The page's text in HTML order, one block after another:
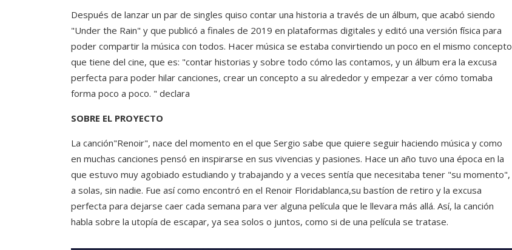
Después de lanzar un par de singles quiso contar una historia a través de un álbum, que acabó siendo
"Under the Rain" y que publicó a finales de 2019 en plataformas digitales y editó una versión física para
poder compartir la música con todos. Hacer música se estaba convirtiendo un poco en el mismo concepto
que tiene del cine, que es: "contar historias y sobre todo cómo las contamos, y un álbum era la excusa
perfecta para poder hilar canciones, crear un concepto a su alrededor y empezar a ver cómo tomaba
forma poco a poco. " declara
SOBRE EL PROYECTO
La canción"Renoir", nace del momento en el que Sergio sabe que quiere seguir haciendo música y como
en muchas canciones pensó en inspirarse en sus vivencias y pasiones. Hace un año tuvo una época en la
que estuvo muy agobiado estudiando y trabajando y a veces sentía que necesitaba tener "su momento",
a solas, sin nadie. Fue así como encontró en el Renoir Floridablanca,su bastíon de retiro y la excusa
perfecta para dejarse caer cada semana para ver alguna película que le llevara más allá. Así, la canción
habla sobre la utopía de escapar, ya sea solos o juntos, como si de una película se tratase.